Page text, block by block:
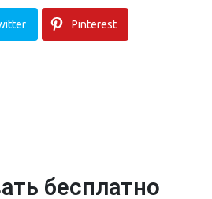
Pinterest
бесплатно